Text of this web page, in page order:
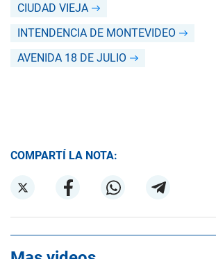
CIUDAD VIEJA
INTENDENCIA DE MONTEVIDEO
AVENIDA 18 DE JULIO
COMPARTÍ LA NOTA: